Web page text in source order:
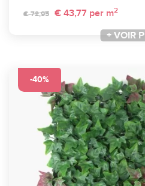
€ 72,95 € 43,77 per m2
+ VOIR
-40%